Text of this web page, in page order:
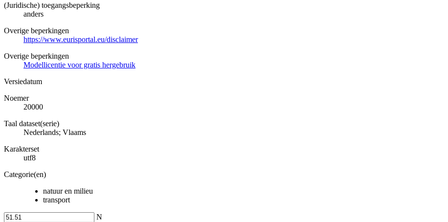
(Juridische) toegangsbeperking
anders
Overige beperkingen
https://www.eurisportal.eu/disclaimer
Overige beperkingen
Modellicentie voor gratis hergebruik
Versiedatum
Noemer
20000
Taal dataset(serie)
Nederlands; Vlaams
Karakterset
utf8
Categorie(en)
natuur en milieu
transport
N